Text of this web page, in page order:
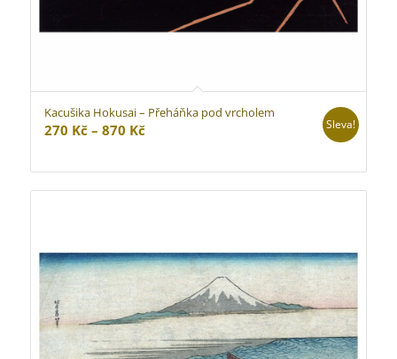
Kacušika Hokusai – Přeháňka pod vrcholem
270 Kč – 870 KčRozpětí
270 Kč
až
Sleva!